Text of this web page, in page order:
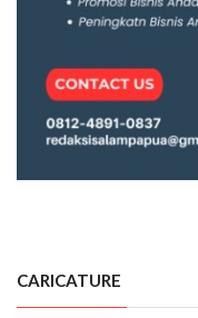
CARICATURE